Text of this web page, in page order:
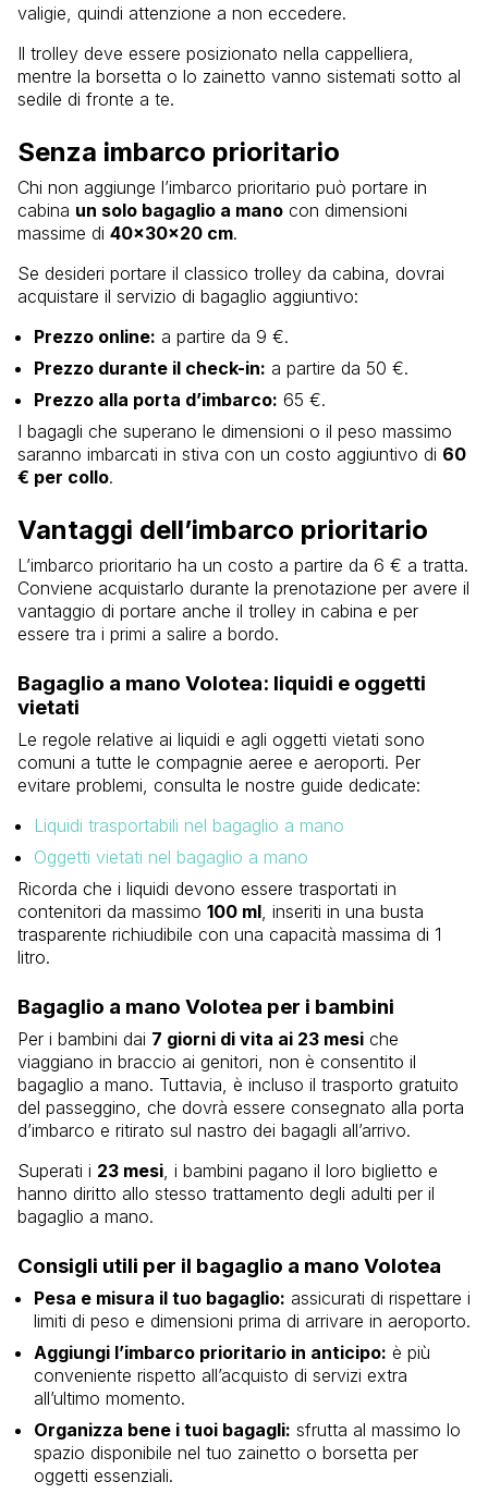
valigie, quindi attenzione a non eccedere.
Il trolley deve essere posizionato nella cappelliera,
mentre la borsetta o lo zainetto vanno sistemati sotto al
sedile di fronte a te.
Senza imbarco prioritario
Chi non aggiunge l’imbarco prioritario può portare in
cabina un solo bagaglio a mano con dimensioni
massime di 40x30x20 cm.
Se desideri portare il classico trolley da cabina, dovrai
acquistare il servizio di bagaglio aggiuntivo:
Prezzo online: a partire da 9 €.
Prezzo durante il check-in: a partire da 50 €.
Prezzo alla porta d’imbarco: 65 €.
I bagagli che superano le dimensioni o il peso massimo
saranno imbarcati in stiva con un costo aggiuntivo di 60
€ per collo.
Vantaggi dell’imbarco prioritario
L’imbarco prioritario ha un costo a partire da 6 € a tratta.
Conviene acquistarlo durante la prenotazione per avere il
vantaggio di portare anche il trolley in cabina e per
essere tra i primi a salire a bordo.
Bagaglio a mano Volotea: liquidi e oggetti
vietati
Le regole relative ai liquidi e agli oggetti vietati sono
comuni a tutte le compagnie aeree e aeroporti. Per
evitare problemi, consulta le nostre guide dedicate:
Liquidi trasportabili nel bagaglio a mano
Oggetti vietati nel bagaglio a mano
Ricorda che i liquidi devono essere trasportati in
contenitori da massimo 100 ml , inseriti in una busta
trasparente richiudibile con una capacità massima di 1
litro.
Bagaglio a mano Volotea per i bambini
Per i bambini dai 7 giorni di vita ai 23 mesi che
viaggiano in braccio ai genitori, non è consentito il
bagaglio a mano. Tuttavia, è incluso il trasporto gratuito
del passeggino, che dovrà essere consegnato alla porta
d’imbarco e ritirato sul nastro dei bagagli all’arrivo.
Superati i 23 mesi , i bambini pagano il loro biglietto e
hanno diritto allo stesso trattamento degli adulti per il
bagaglio a mano.
Consigli utili per il bagaglio a mano Volotea
Pesa e misura il tuo bagaglio: assicurati di rispettare i
limiti di peso e dimensioni prima di arrivare in aeroporto.
Aggiungi l’imbarco prioritario in anticipo: è più
conveniente rispetto all’acquisto di servizi extra
all’ultimo momento.
Organizza bene i tuoi bagagli: sfrutta al massimo lo
spazio disponibile nel tuo zainetto o borsetta per
oggetti essenziali.